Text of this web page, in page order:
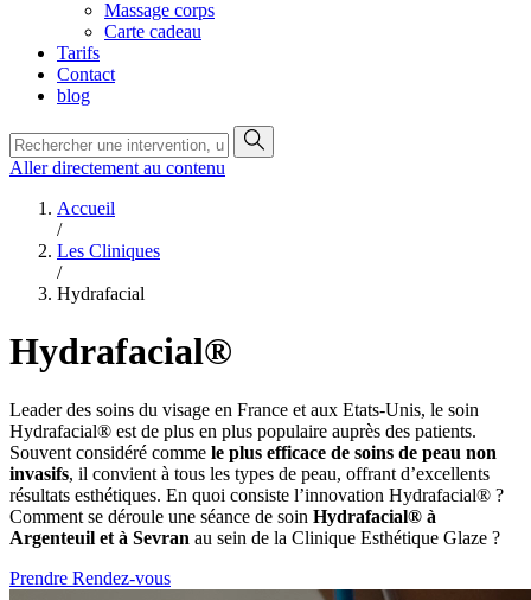
Massage corps
Carte cadeau
Tarifs
Contact
blog
Aller directement au contenu
Accueil
/
Les Cliniques
/
Hydrafacial
Hydrafacial®
Leader des soins du visage en France et aux Etats-Unis, le soin
Hydrafacial® est de plus en plus populaire auprès des patients.
Souvent considéré comme le plus efficace de soins de peau non
invasifs, il convient à tous les types de peau, offrant d’excellents
résultats esthétiques. En quoi consiste l’innovation Hydrafacial® ?
Comment se déroule une séance de soin Hydrafacial® à
Argenteuil et à Sevran au sein de la Clinique Esthétique Glaze ?
Prendre Rendez-vous